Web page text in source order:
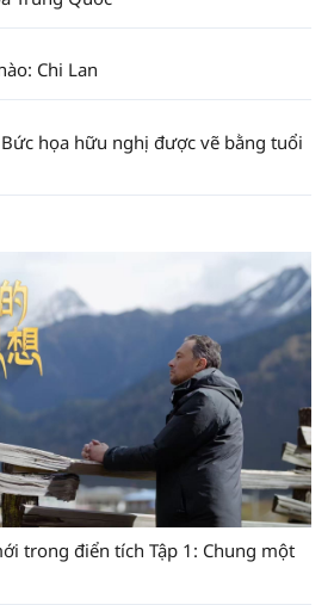
Chi Lan
họa hữu nghị được vẽ bằng tuổi
trong điển tích Tập 1: Chung một